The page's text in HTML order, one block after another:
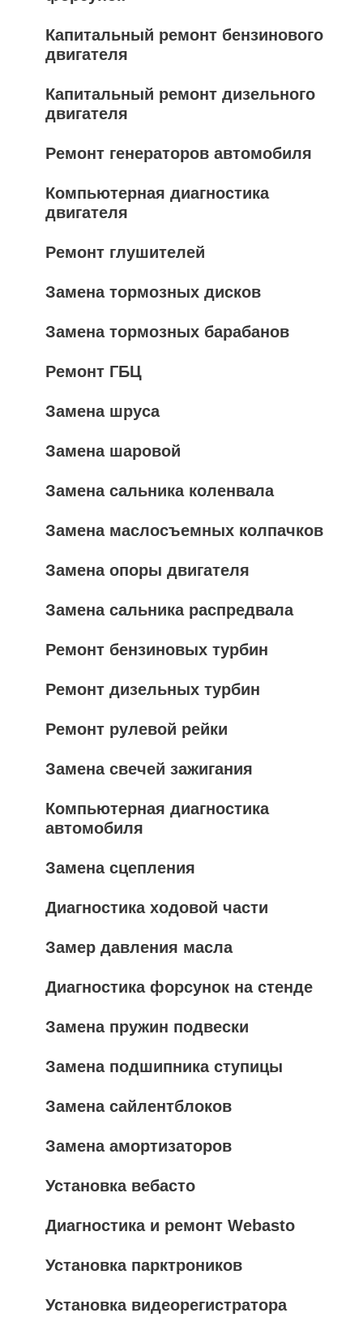
Капитальный ремонт бензинового
двигателя
Капитальный ремонт дизельного
двигателя
Ремонт генераторов автомобиля
Компьютерная диагностика
двигателя
Ремонт глушителей
Замена тормозных дисков
Замена тормозных барабанов
Ремонт ГБЦ
Замена шруса
Замена шаровой
Замена сальника коленвала
Замена маслосъемных колпачков
Замена опоры двигателя
Замена сальника распредвала
Ремонт бензиновых турбин
Ремонт дизельных турбин
Ремонт рулевой рейки
Замена свечей зажигания
Компьютерная диагностика
автомобиля
Замена сцепления
Диагностика ходовой части
Замер давления масла
Диагностика форсунок на стенде
Замена пружин подвески
Замена подшипника ступицы
Замена сайлентблоков
Замена амортизаторов
Установка вебасто
Диагностика и ремонт Webasto
Установка парктроников
Установка видеорегистратора